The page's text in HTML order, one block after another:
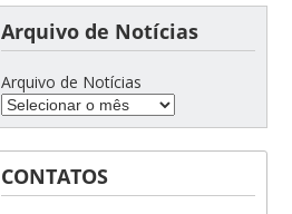
Arquivo de Notícias
Arquivo de Notícias
CONTATOS